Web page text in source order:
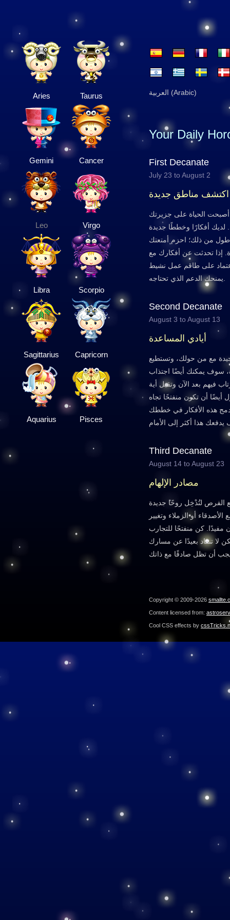
Aries Taurus
Gemini Cancer
Leo Virgo
Libra Scorpio
Sagittarius Capricorn
Aquarius Pisces
العربية (Arabic)
Your Daily
First Decanate
July 23 to August 2
اكتشف مناطق جديدة
الحياة على جزيرتك
لديك أفكارًا وخططًا جديدة
أطول من ذلك؛ احزم أمتعتك
إذا تحدثت عن أفكارك مع
على طاقم عمل نشيط
Second Decanate
August 3 to August 13
أيادي المساعدة
مع من حولك، وتستطيع
يمكنك أيضًا اجتذاب
فيهم بعد الآن وتقبل أية
أيضًا أن تكون منفتحًا تجاه
دمج هذه الأفكار في خططك
Third Decanate
August 14 to August 23
مصادر الإلهام
لتُدْخِل روحًا جديدة
أو الزملاء وتغيير
مفيدًا. كن منفتحًا للتجارب
لا تنقاد بعيدًا عن مسارك
Copyright © 2009-2026
Content licensed from:
Cool CSS effects by